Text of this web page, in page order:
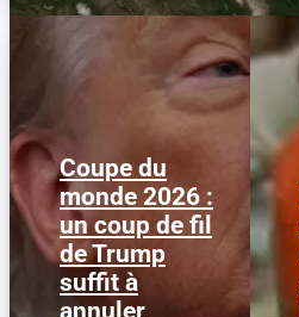
Coupe du
monde 2026 :
un coup de fil
de Trump
suffit à
annuler
Le 1er juillet 2026,
l'attaquant américain
Folarin Balogun recevait
un carton rouge
parfaitement...